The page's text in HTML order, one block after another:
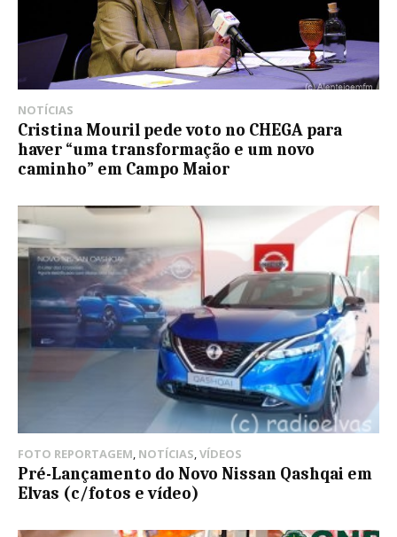
NOTÍCIAS
Cristina Mouril pede voto no CHEGA para
haver “uma transformação e um novo
caminho” em Campo Maior
FOTO REPORTAGEM, NOTÍCIAS,VÍDEOS
Pré-Lançamento do Novo Nissan Qashqai em
Elvas (c/fotos e vídeo)